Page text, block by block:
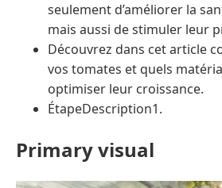
seulement d’améliorer la
mais aussi de stimuler leur
Découvrez dans cet article
vos tomates et quels
optimiser leur croissance.
ÉtapeDescription1.
Primary visual